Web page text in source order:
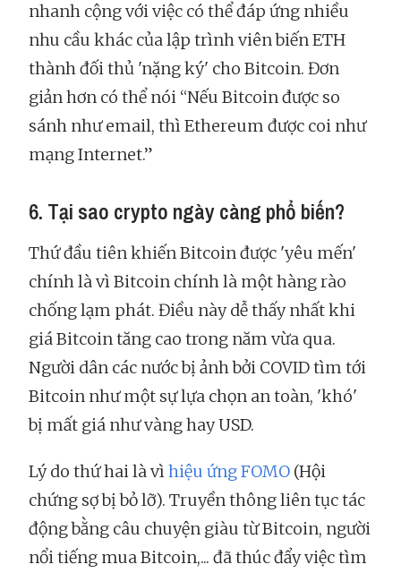
nhanh cộng với việc có thể đáp ứng nhiều
nhu cầu khác của lập trình viên biến ETH
thành đối thủ 'nặng ký' cho Bitcoin. Đơn
giản hơn có thể nói “Nếu Bitcoin được so
sánh như email, thì Ethereum được coi như
mạng Internet.”
6. Tại sao crypto ngày càng phổ biến?
Thứ đầu tiên khiến Bitcoin được 'yêu mến'
chính là vì Bitcoin chính là một hàng rào
chống lạm phát. Điều này dễ thấy nhất khi
giá Bitcoin tăng cao trong năm vừa qua.
Người dân các nước bị ảnh bởi COVID tìm tới
Bitcoin như một sự lựa chọn an toàn, 'khó'
bị mất giá như vàng hay USD.
Lý do thứ hai là vìhiệu ứng FOMO (Hội
chứng sợ bị bỏ lỡ). Truyền thông liên tục tác
động bằng câu chuyện giàu từ Bitcoin, người
nổi tiếng mua Bitcoin,... đã thúc đẩy việc tìm